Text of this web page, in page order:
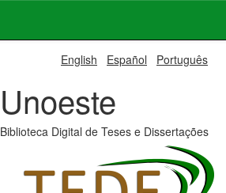
English Español Português
Unoeste
Biblioteca Digital de Teses e Dissertações